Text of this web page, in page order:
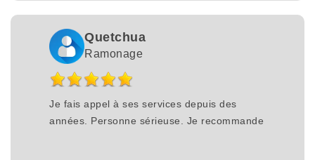
Quetchua
Ramonage
Je fais appel à ses services depuis des
années. Personne sérieuse. Je recommande